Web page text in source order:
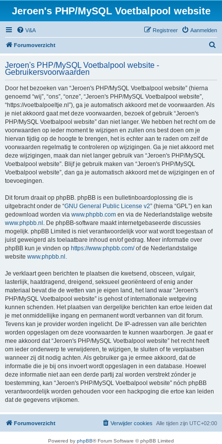
Jeroen's PHP/MySQL Voetbalpool website
V&A Aanmelden
Registreer
Forumoverzicht
k
Jeroen's PHP/MySQL Voetbalpool website -
Gebruikersvoorwaarden
Door het bezoeken van “Jeroen's PHP/MySQL Voetbalpool website” (hierna
genoemd “wij”, “ons”, “onze”, “Jeroen's PHP/MySQL Voetbalpool website”,
“https://voetbalpoeltje.nl”), ga je automatisch akkoord met de voorwaarden. Als
je niet akkoord gaat met deze voorwaarden, bezoek of gebruik “Jeroen's
PHP/MySQL Voetbalpool website” dan niet langer. We hebben het recht om de
voorwaarden op ieder moment te wijzigen en zullen ons best doen om je
hiervan tijdig op de hoogte te brengen, het is echter aan te raden om zelf de
voorwaarden regelmatig te controleren op wijzigingen. Ga je niet akkoord met
deze wijzigingen, maak dan niet langer gebruik van “Jeroen's PHP/MySQL
Voetbalpool website”. Blijf je gebruik maken van “Jeroen's PHP/MySQL
Voetbalpool website”, dan ga je automatisch akkoord met de wijzigingen en of
toevoegingen.
Dit forum draait op phpBB. phpBB is een bulletinboardoplossing die is
uitgebracht onder de “GNU General Public License v2” (hierna “GPL”) en kan
gedownload worden via www.phpbb.com en via de Nederlandstalige website
www.phpbb.nl . De phpBB-software maakt internetgebaseerde discussies
mogelijk. phpBB Limited is niet verantwoordelijk voor wat wordt toegestaan of
juist geweigerd als toelaatbare inhoud en/of gedrag. Meer informatie over
phpBB kun je vinden op https://www.phpbb.com/of de Nederlandstalige
website www.phpbb.nl .
Je verklaart geen berichten te plaatsen die kwetsend, obsceen, vulgair,
lasterlijk, haatdragend, dreigend, seksueel georiënteerd of enig ander
materiaal bevat die de wetten van je eigen land, het land waar “Jeroen's
PHP/MySQL Voetbalpool website” is gehost of internationale wetgeving
kunnen schenden. Het plaatsen van dergelijke berichten kan ertoe leiden dat
je met onmiddellijke ingang en permanent wordt verbannen van dit forum.
Tevens kan je provider worden ingelicht. De IP-adressen van alle berichten
worden opgeslagen om deze voorwaarden te kunnen waarborgen. Je gaat er
mee akkoord dat “Jeroen's PHP/MySQL Voetbalpool website” het recht heeft
om ieder onderwerp te verwijderen, te wijzigen, te sluiten of te verplaatsen
wanneer zij dit nodig achten. Als gebruiker ga je ermee akkoord, dat de
informatie die je bij ons invoert wordt opgeslagen in een database. Hoewel
deze informatie niet aan een derde partij zal worden verstrekt zónder je
toestemming, kan “Jeroen's PHP/MySQL Voetbalpool website” nóch phpBB
verantwoordelijk worden gehouden voor een hackpoging die ertoe kan leiden
dat de gegevens vrijkomen.
Forumoverzicht Alle tijden zijn UTC+02:00
Verwijder cookies
Powered by phpBB® Forum Software © phpBB Limited